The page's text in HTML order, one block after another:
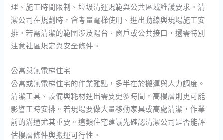
理、施工時間限制、垃圾清運規範與公共區域維護要求。清
潔公司在規劃時，會考量電梯使用、進出動線與現場施工安
排。若需清潔的範圍涉及陽台、窗戶或公共接口，還需特別
注意社區規定與安全條件。
公寓與無電梯住宅
公寓或無電梯住宅的作業難點，多半在於搬運與人力調度。
清潔工具、設備與耗材進出需要更多時間，高樓層則更可能
影響工時安排。若現場要做大量移動家具或高處清潔，作業
前的溝通尤其重要。這類住宅建議先確認清潔公司是否能評
估樓層條件與搬運可行性。